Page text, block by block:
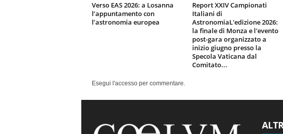
Verso EAS 2026: a Losanna
l’appuntamento con
l’astronomia europea
Report XXIV Campionati
Italiani di
AstronomiaL'edizione 2026:
la finale di Monza e l'evento
post-gara organizzato a
inizio giugno presso la
Specola Vaticana dal
Comitato...
Esegui l'accesso per commentare.